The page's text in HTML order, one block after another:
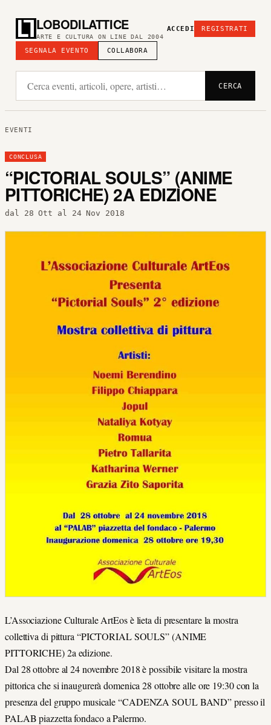
LOBODILATTICE
ARTE E CULTURA ON LINE DAL 2004
SEGNALA EVENTO COLLABORA
ACCEDI REGISTRATI
CERCA
EVENTI
CONCLUSA
“PICTORIAL SOULS” (ANIME
PITTORICHE) 2A EDIZIONE
dal 28 Ott al 24 Nov 2018
L’Associazione Culturale ArtEos è lieta di presentare la mostra
collettiva di pittura “PICTORIAL SOULS” (ANIME
PITTORICHE) 2a edizione.
Dal 28 ottobre al 24 novembre 2018 è possibile visitare la mostra
pittorica che si inaugurerà domenica 28 ottobre alle ore 19:30 con la
presenza del gruppo musicale “CADENZA SOUL BAND” presso il
PALAB piazzetta fondaco a Palermo.